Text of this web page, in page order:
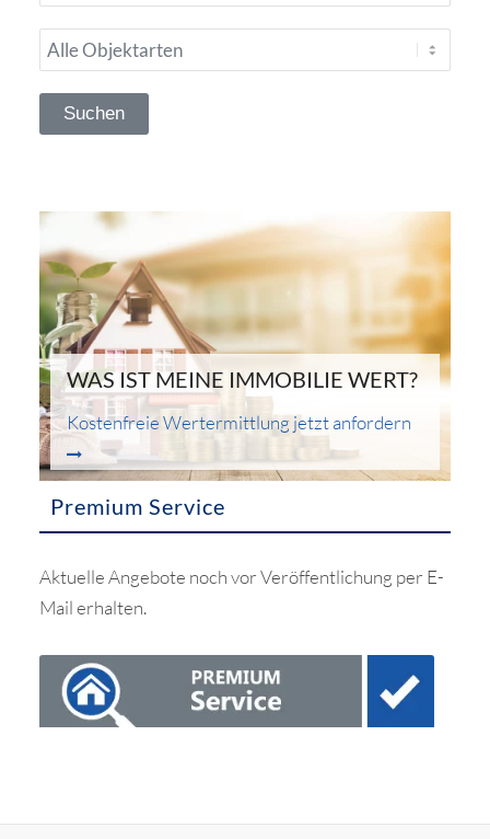
WAS IST MEINE IMMOBILIE WERT?
Kostenfreie Wertermittlung jetzt anfordern
Premium Service
Aktuelle Angebote noch vor Veröffentlichung per E-
Mail erhalten.